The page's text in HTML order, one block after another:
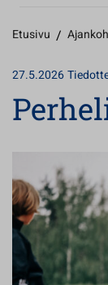
Etusivu /
27.5.2026